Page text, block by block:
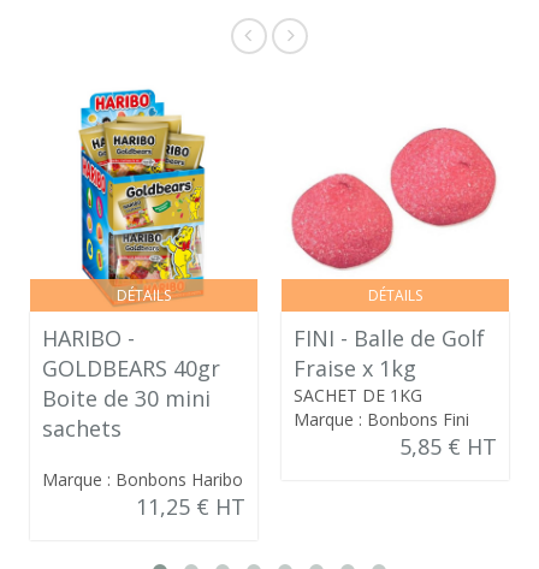
DÉTAILS
HARIBO -
GOLDBEARS 40gr
Boite de 30 mini
sachets
Marque : Bonbons Haribo
11,25 € HT
DÉTAILS
FINI - Balle de Golf
Fraise x 1kg
SACHET DE 1KG
Marque : Bonbons Fini
5,85 € HT